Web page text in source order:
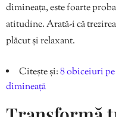
dimineața, este foarte
atitudine. Arată-i că
plăcut și relaxant.
Citește și:8 obiceiuri
dimineață